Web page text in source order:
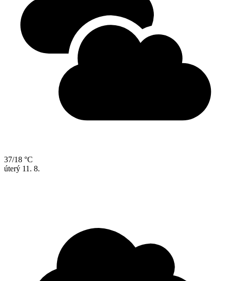
37/18 °C
úterý 11. 8.